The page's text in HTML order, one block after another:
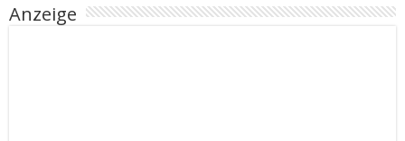
Anzeige